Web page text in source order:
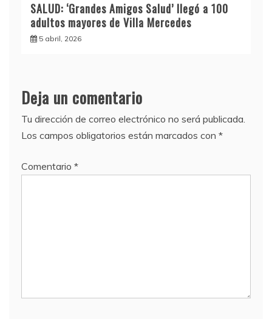
SALUD: ‘Grandes Amigos Salud’ llegó a 100
adultos mayores de Villa Mercedes
5 abril, 2026
Deja un comentario
Tu dirección de correo electrónico no será publicada.
Los campos obligatorios están marcados con *
Comentario *